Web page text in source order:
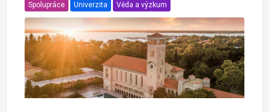
Spolupráce Univerzita Věda a výzkum